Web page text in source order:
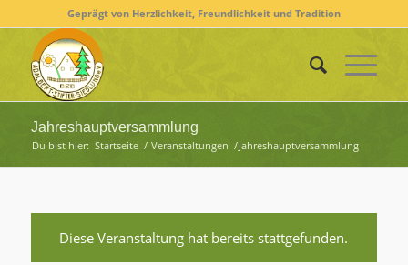
Geprägt von Herzlichkeit, Freundlichkeit und Tradition
Jahreshauptversammlung
Du bist hier: Startseite / Veranstaltungen /Jahreshauptversammlung
Diese Veranstaltung hat bereits stattgefunden.